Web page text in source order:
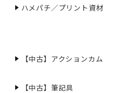
ハメパチ／プリント資材
【中古】アクションカム
【中古】筆記具